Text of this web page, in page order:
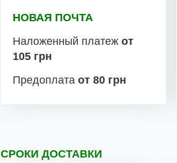
НОВАЯ ПОЧТА
Наложенный платеж от
105 грн
Предоплата от 80 грн
СРОКИ ДОСТАВКИ